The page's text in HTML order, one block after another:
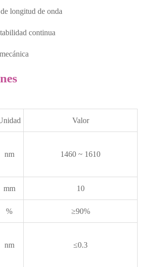
longitud de onda
continua
Valor
nm 1460 ~ 1610
mm 10
% ≥90%
nm ≤0.3